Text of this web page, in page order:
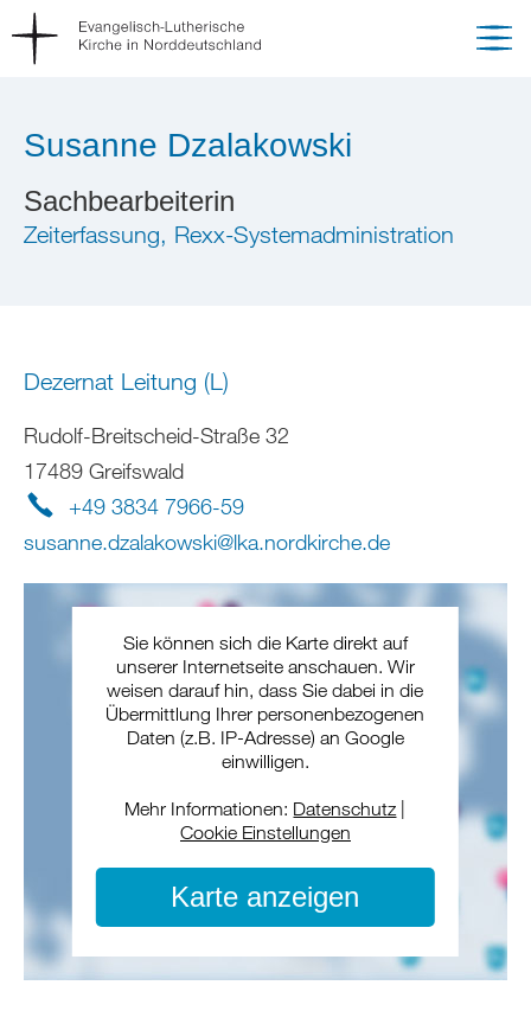
Susanne Dzalakowski
Sachbearbeiterin
Zeiterfassung, Rexx-Systemadministration
Dezernat Leitung (L)
Rudolf-Breitscheid-Straße 32
17489 Greifswald
+49 3834 7966-59
susanne.dzalakowski@lka.nordkirche.de
Sie können sich die Karte direkt auf
unserer Internetseite anschauen. Wir
weisen darauf hin, dass Sie dabei in die
Übermittlung Ihrer personenbezogenen
Daten (z.B. IP-Adresse) an Google
einwilligen.
Mehr Informationen: Datenschutz
Cookie Einstellungen
Karte anzeigen